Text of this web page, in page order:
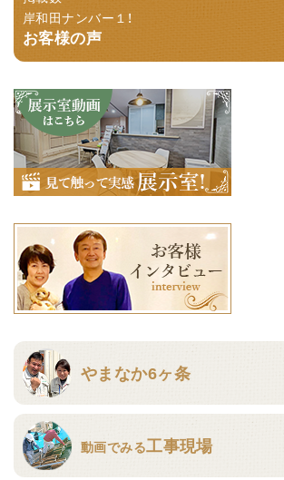
岸和田ナンバー１！
お客様の声
やまなか6ヶ条
動画でみる工事現場